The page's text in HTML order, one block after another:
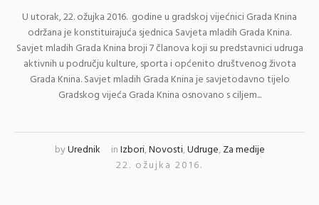
U utorak, 22. ožujka 2016. godine u gradskoj vijećnici Grada Knina
održana je konstituirajuća sjednica Savjeta mladih Grada Knina.
Savjet mladih Grada Knina broji 7 članova koji su predstavnici udruga
aktivnih u području kulture, sporta i općenito društvenog života
Grada Knina. Savjet mladih Grada Knina je savjetodavno tijelo
Gradskog vijeća Grada Knina osnovano s ciljem...
byUrednik inIzbori,Novosti,Udruge,Za medije
22. ožujka 2016.